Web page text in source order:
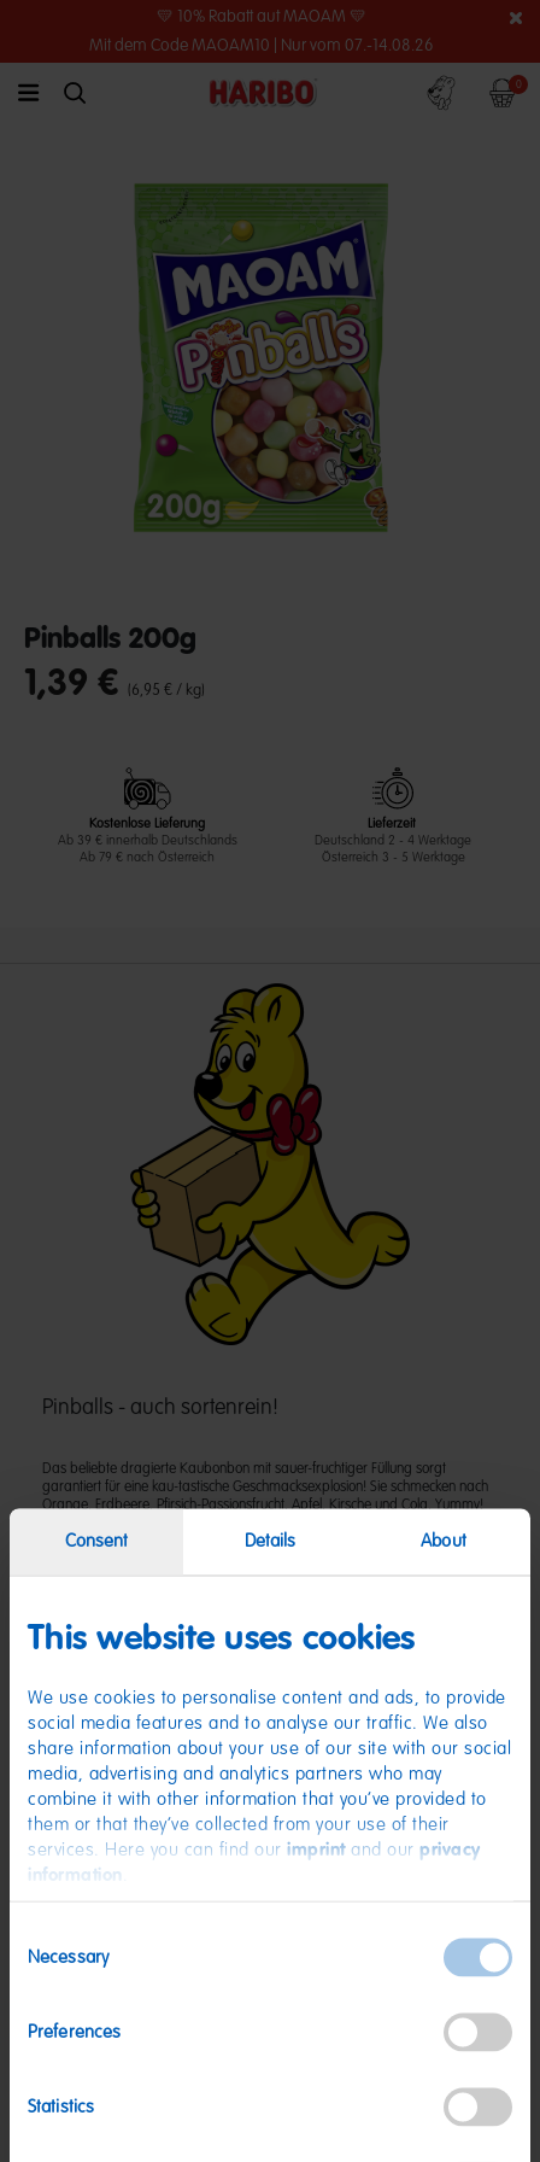
Consent Details About
This website uses cookies
We use cookies to personalise content and ads, to provide
social media features and to analyse our traffic. We also
share information about your use of our site with our social
media, advertising and analytics partners who may
combine it with other information that you’ve provided to
them or that they’ve collected from your use of their
services. Here you can find our imprintand our privacy
information
Selection
Necessary
Preferences
Statistics
💛 10% Rabatt auf MAOAM 💛
Mit dem Code MAOAM10 | Nur vom 07.-14.08.26
link.header.menu.label
simplesearch.search.label
Konto 0
Pinballs 200g
undefined out of 5 Customer Rating
1,39 € (6,95 € / kg)
Kostenlose Lieferung
Ab 39 € innerhalb Deutschlands
Ab 79 € nach Österreich
Lieferzeit
Deutschland 2 - 4 Werktage
Österreich 3 - 5 Werktage
Pinballs - auch sortenrein!
Das beliebte dragierte Kaubonbon mit sauer-fruchtiger Füllung sorgt
garantiert für eine kau-tastische Geschmacksexplosion! Sie schmecken nach
Orange, Erdbeere, Pfirsich-Passionsfrucht, Apfel, Kirsche und Cola. Yummy!
Zutaten
Feuchthaltemittel: Sorbitsirup; Säuerungsmittel: Citronensäure; Gelatine;
Frucht- und Pflanzenkonzentrate: Saflor, Rettich, Karotte, Spirulina, Apfel,
Sonnenblumenöl; Süßholzextrakt; Überzugsmittel: Bienenwachs weiß
und gelb; Trennmittel: Talkum; brauner Zuckersirup.
Nährwerte
Nährwerte pro 100 g
Energie: 1730 kJ/409 kcal
Fett:
Eiweiß:
Nettogewicht: